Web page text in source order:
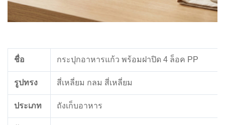
ชื่อ กระปุกอาหารแก้ว พร้อมฝาปิด 4 ล็อค PP
รูปทรง สี่เหลี่ยม กลม สี่เหลี่ยม
ประเภท ถังเก็บอาหาร